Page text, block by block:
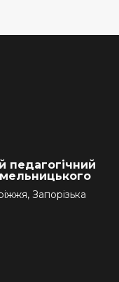
педагогічний
Запорізька